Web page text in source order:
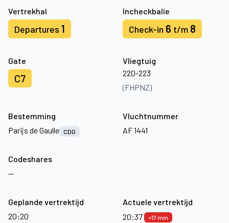
Vertrekhal
Departures 1
Incheckbalie
Check-in 6 t/m 8
Gate
C7
Vliegtuig
220-223
(FHPNZ)
Bestemming
Parijs de Gaulle CDG
Vluchtnummer
AF 1441
Codeshares
—
Geplande vertrektijd
20:20
Actuele vertrektijd
20:37
+17 min